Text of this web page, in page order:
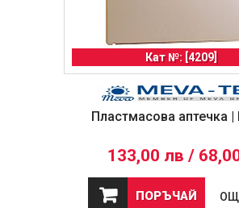
Кат №: [4209]
Пластмасова аптечка |
133,00 лв /
ПОРЪЧАЙ